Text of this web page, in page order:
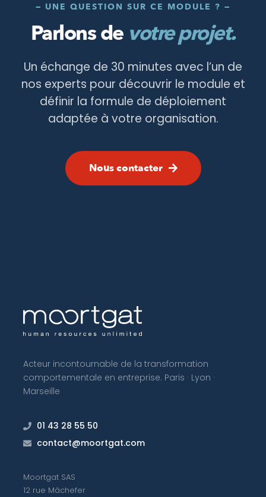
— UNE QUESTION SUR CE MODULE ? —
Parlons de votre projet.
Un échange de 30 minutes avec l’un de
nos experts pour découvrir le module et
définir la formule de déploiement
adaptée à votre organisation.
Nous contacter
Acteur incontournable de la transformation
comportementale en entreprise. Paris · Lyon ·
Marseille
01 43 28 55 50
contact@moortgat.com
Moortgat SAS
12 rue Mâchefer